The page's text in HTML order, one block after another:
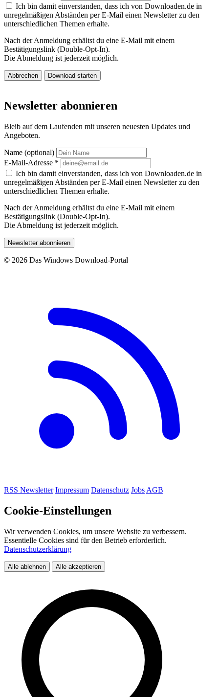
Ich bin damit einverstanden, dass ich von Downloaden.de in
unregelmäßigen Abständen per E-Mail einen Newsletter zu den
unterschiedlichen Themen erhalte.
Nach der Anmeldung erhältst du eine E-Mail mit einem
Bestätigungslink (Double-Opt-In).
Die Abmeldung ist jederzeit möglich.
Abbrechen Download starten
Newsletter abonnieren
Bleib auf dem Laufenden mit unseren neuesten Updates und
Angeboten.
Name (optional)
E-Mail-Adresse *
Ich bin damit einverstanden, dass ich von Downloaden.de in
unregelmäßigen Abständen per E-Mail einen Newsletter zu den
unterschiedlichen Themen erhalte.
Nach der Anmeldung erhältst du eine E-Mail mit einem
Bestätigungslink (Double-Opt-In).
Die Abmeldung ist jederzeit möglich.
Newsletter abonnieren
© 2026 Das Windows Download-Portal
RSS Newsletter Impressum Datenschutz Jobs AGB
Cookie-Einstellungen
Wir verwenden Cookies, um unsere Website zu verbessern.
Essentielle Cookies sind für den Betrieb erforderlich.
Datenschutzerklärung
Alle ablehnen Alle akzeptieren